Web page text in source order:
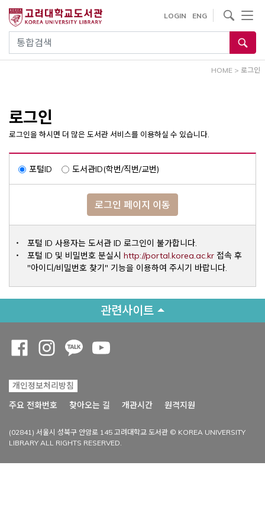
건
통합검색
LOGIN ENG
사이트내 검색
HOME > 로그인
로그인
로그인을 하시면 더 많은 도서관 서비스를 이용하실 수 있습니다.
포털ID 도서관ID(학번/직번/교번)
로그인 페이지 이동
포털 ID 사용자는 도서관 ID 로그인이 불가합니다.
포털 ID 및 비밀번호 분실시 http://portal.korea.ac.krOpens a
접속 후
"아이디/비밀번호 찾기" 기능을 이용하여 주시기 바랍니다.
관련사이트
개인정보처리방침
주요 전화번호
찾아오는 길 개관시간 원격지원
(02841) 서울시 성북구 안암로 145 고려대학교 도서관 © KOREA UNIVERSITY
LIBRARY ALL RIGHTS RESERVED.
Opens a new window
Opens a new window
Opens a new window